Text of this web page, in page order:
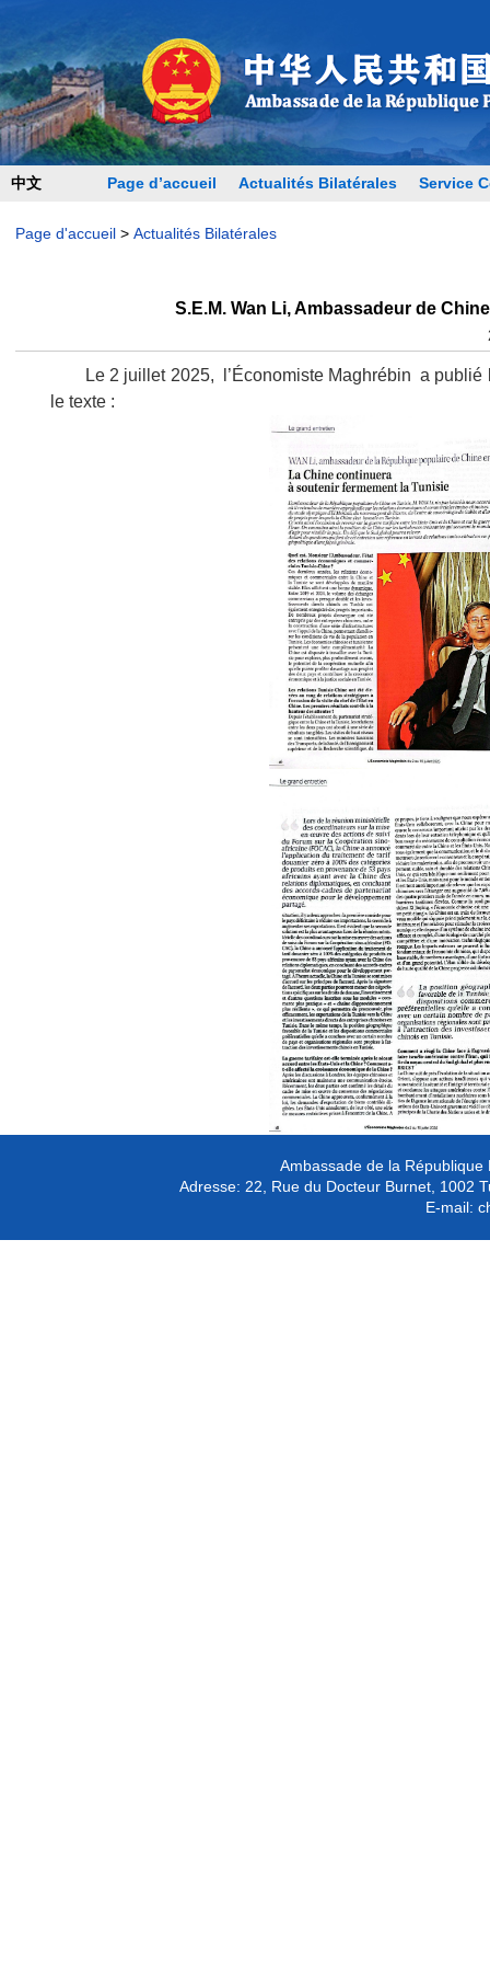
中文 Page d’accueil Actualités Bilatérales Service
Page d'accueil> Actualités Bilatérales
S.E.M. Wan Li, Ambassadeur de
Le 2 juillet 2025, l’Économiste Maghrébin a
le texte :
Ambassade de la
Adresse: 22, Rue du Docteur Burnet, 1002
E-mail: